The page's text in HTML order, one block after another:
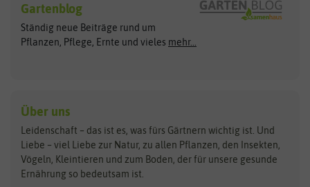
Exotische Samen
Gemüsesamen
Gründünger
Kräutersamen
Obstsamen
Pilzbrut
Rasensamen
Steckzwiebeln
Arche Noah
ASB Greenworld
Benary
Bingenheimer Saatgut
Bionana
Clever Pots
COMPO
Dürr-Samen
Gartenblog
Ständig neue Beiträge rund um
Pflanzen, Pflege, Ernte und vieles mehr...
Über uns
Leidenschaft – das ist es, was fürs Gärtnern wichtig ist. Und
Liebe – viel Liebe zur Natur, zu allen Pflanzen, den Insekten,
Vögeln, Kleintieren und zum Boden, der für unsere gesunde
Ernährung so bedeutsam ist.